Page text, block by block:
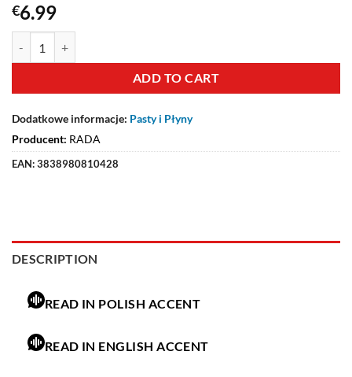
€6.99
ADD TO CART
Dodatkowe informacje: Pasty i Płyny
Producent: RADA
EAN:3838980810428
DESCRIPTION
READ IN POLISH ACCENT
READ IN ENGLISH ACCENT